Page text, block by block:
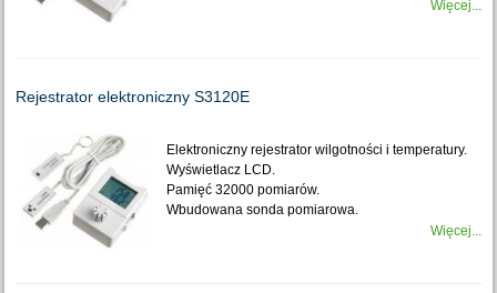
Więcej...
Rejestrator elektroniczny S3120E
Elektroniczny rejestrator wilgotności i temperatury.
Wyświetlacz LCD.
Pamięć 32000 pomiarów.
Wbudowana sonda pomiarowa.
Więcej...